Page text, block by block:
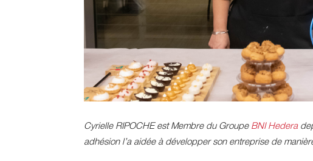
Cyrielle RIPOCHE est Membre du Groupe BNI Hedera
adhésion l’a aidée à développer son entreprise de